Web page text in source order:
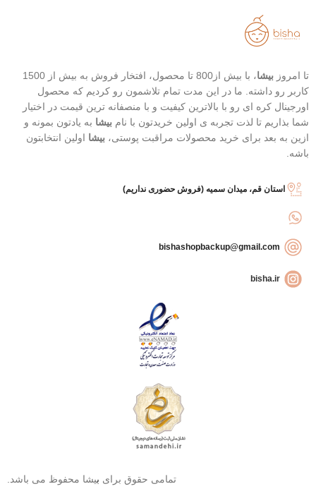
تا امروز بیشا
، با بیش از800 تا محصول، افتخار فروش به بیش از 1500
کاربر رو داشته. ما در این مدت تمام تلاشمون رو کردیم که محصول
اورجینال کره ای رو با بالاترین کیفیت و با منصفانه ترین قیمت در اختیار
شما بذاریم تا لذت تجربه ی اولین خریدتون با نام بیشا به یادتون بمونه و
ازین به بعد برای خرید محصولات مراقبت پوستی، بیشا اولین انتخابتون
باشه.
استان قم، میدان سمیه (فروش حضوری نداریم)
bisha.ir
تمامی حقوق برای بیشا محفوظ می باشد.